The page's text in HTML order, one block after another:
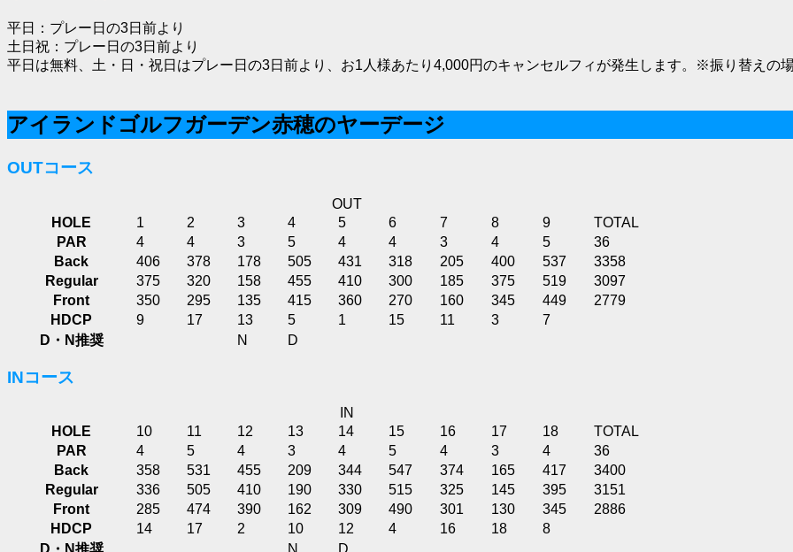
平日：プレー日の3日前より
土日祝：プレー日の3日前より
平日は無料、土・日・祝日はプレー日の3日前より、お1人様あたり4,000円のキャンセルフィが発生します。※振り替えの
アイランドゴルフガーデン赤穂のヤーデージ
OUTコース
OUT
HOLE
1 2 3 4 5 6 7 8 9
TOTAL
PAR
4 4 3 5 4 4 3 4 5
36
Back
406 378 178 505 431 318 205 400 537
3358
Regular
375 320 158 455 410 300 185 375 519
3097
Front
350 295 135 415 360 270 160 345 449
2779
HDCP
9 17 13 5 1 15 11 3
7
D・N推奨
N D
INコース
IN
HOLE
10 11 12 13 14 15 16 17 18
TOTAL
PAR
4 5 4 3 4 5 4 3 4
36
Back
358 531 455 209 344 547 374 165 417
3400
Regular
336 505 410 190 330 515 325 145 395
3151
Front
285 474 390 162 309 490 301 130 345
2886
HDCP
14 17 2 10 12 4 16 18
8